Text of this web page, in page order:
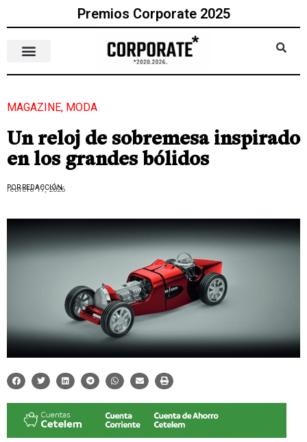
Premios Corporate 2025
MAGAZINE, MODA
Un reloj de sobremesa inspirado
en los grandes bólidos
POR REDACCIÓN
febrero 17, 2026